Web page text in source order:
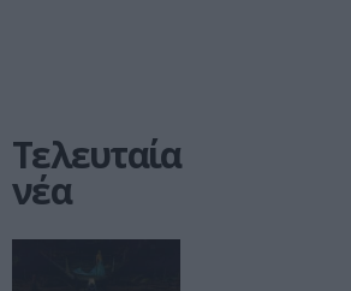
Τελευταία
νέα